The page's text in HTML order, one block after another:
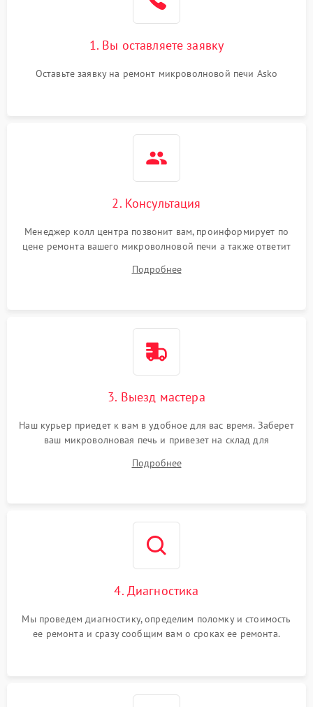
1. Вы оставляете заявку
Оставьте заявку на ремонт микроволновой печи Asko
2. Консультация
Менеджер колл центра позвонит вам, проинформирует по
цене ремонта вашего микроволновой печи а также ответит
Подробнее
3. Выезд мастера
Наш курьер приедет к вам в удобное для вас время. Заберет
ваш микроволновая печь и привезет на склад для
Подробнее
4. Диагностика
Мы проведем диагностику, определим поломку и стоимость
ее ремонта и сразу сообщим вам о сроках ее ремонта.